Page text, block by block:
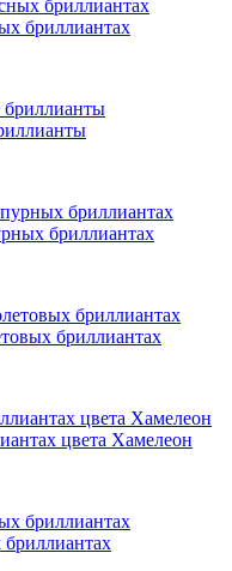
бриллиантах
бриллиантах
бриллиантах
цвета Хамелеон